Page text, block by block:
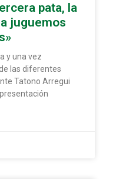
pata, la
juguemos
y una vez
las diferentes
Tatono Arregui